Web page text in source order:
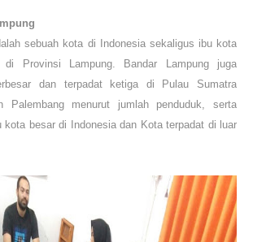
sebuah kota di Indonesia sekaligus ibu kota
Provinsi Lampung. Bandar Lampung juga
dan terpadat ketiga di Pulau Sumatra
Palembang menurut jumlah penduduk, serta
kota besar di Indonesia dan Kota terpadat di luar